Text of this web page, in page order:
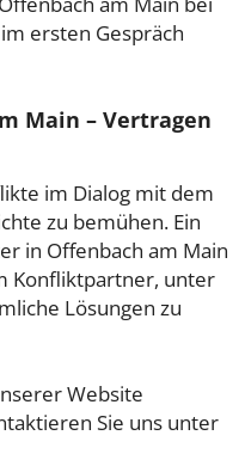
ersten Gespräch
Main – Vertragen
im Dialog mit dem
zu bemühen. Ein
in Offenbach am Main
Konfliktpartner, unter
Lösungen zu
Website
Sie uns unter